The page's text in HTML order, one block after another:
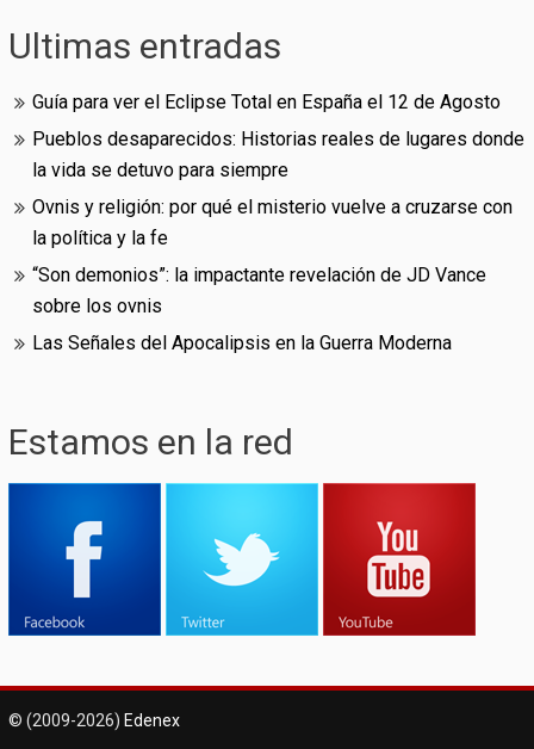
Ultimas entradas
Guía para ver el Eclipse Total en España el 12 de Agosto
Pueblos desaparecidos: Historias reales de lugares donde
la vida se detuvo para siempre
Ovnis y religión: por qué el misterio vuelve a cruzarse con
la política y la fe
“Son demonios”: la impactante revelación de JD Vance
sobre los ovnis
Las Señales del Apocalipsis en la Guerra Moderna
Estamos en la red
RCAST.NET
© (2009-2026) Edenex